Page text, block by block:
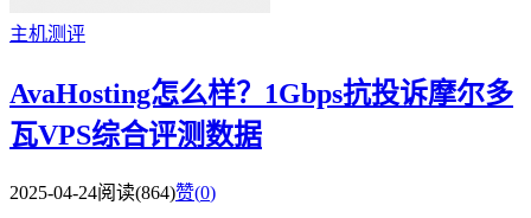
主机测评
AvaHosting怎么样？1Gbps抗投诉摩尔多
瓦VPS综合评测数据
2025-04-24阅读(864)赞(0)